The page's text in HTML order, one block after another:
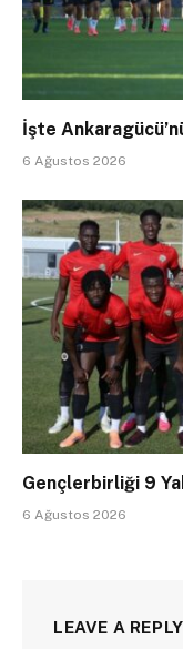
İşte
6 Ağustos 2026
Gençlerbirliği 9
6 Ağustos 2026
LEAVE A REPLY